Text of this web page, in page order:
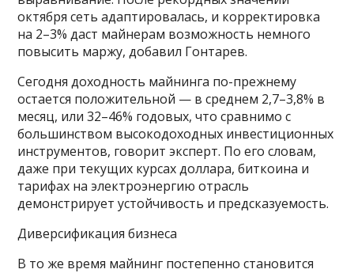
октября сеть адаптировалась, и корректировка
на 2–3% даст майнерам возможность немного
повысить маржу, добавил Гонтарев.
Сегодня доходность майнинга по-прежнему
остается положительной — в среднем 2,7–3,8% в
месяц, или 32–46% годовых, что сравнимо с
большинством высокодоходных инвестиционных
инструментов, говорит эксперт. По его словам,
даже при текущих курсах доллара, биткоина и
тарифах на электроэнергию отрасль
демонстрирует устойчивость и предсказуемость.
Диверсификация бизнеса
В то же время майнинг постепенно становится